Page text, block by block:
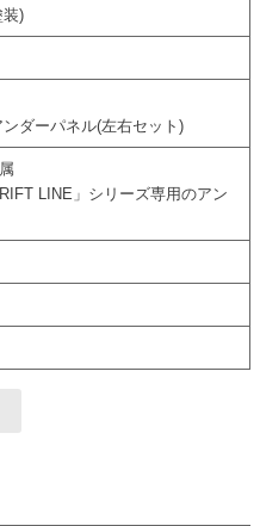
装)
ダーパネル(左右セット)
LINE」シリーズ専用のアン